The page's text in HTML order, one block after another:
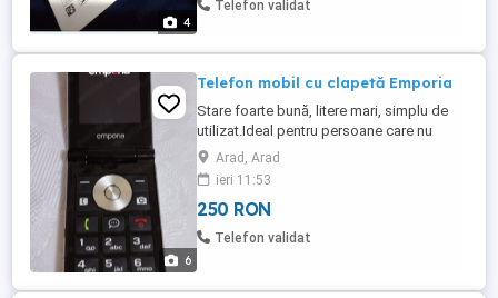
4
Telefon validat
6
Telefon mobil cu clapetă Emporia
Stare foarte bună, litere mari, simplu de
utilizat.Ideal pentru persoane care nu
doresc să utilizeze noua tehnologie.
Arad, Arad
ieri 11:53
250 RON
Telefon validat